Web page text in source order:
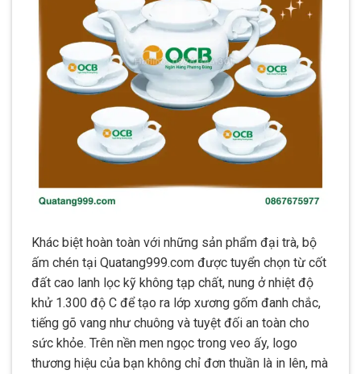
Khác biệt hoàn toàn với những sản phẩm đại trà, bộ
ấm chén tại Quatang999.com được tuyển chọn từ cốt
đất cao lanh lọc kỹ không tạp chất, nung ở nhiệt độ
khử 1.300 độ C để tạo ra lớp xương gốm đanh chắc,
tiếng gõ vang như chuông và tuyệt đối an toàn cho
sức khỏe. Trên nền men ngọc trong veo ấy, logo
thương hiệu của bạn không chỉ đơn thuần là in lên, mà